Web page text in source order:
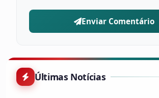
Enviar Comentário
Últimas Notícias